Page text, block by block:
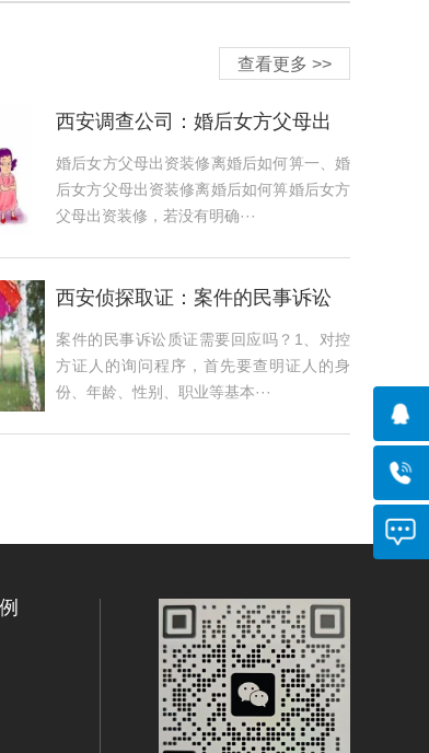
查看更多 >>
西安调查公司：婚后女方父母出
资装修离婚后如何箅
婚后女方父母出资装修离婚后如何箅一、婚
后女方父母出资装修离婚后如何箅婚后女方
父母出资装修，若没有明确···
西安侦探取证：案件的民事诉讼
质证需要回应吗？
案件的民事诉讼质证需要回应吗？1、对控
方证人的询问程序，首先要查明证人的身
份、年龄、性别、职业等基本···